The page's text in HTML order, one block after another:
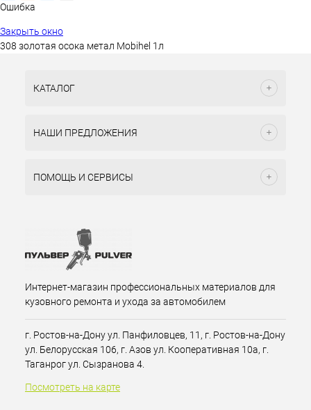
Ошибка
Закрыть окно
308 золотая осока метал Mobihel 1л
КАТАЛОГ
НАШИ ПРЕДЛОЖЕНИЯ
ПОМОЩЬ И СЕРВИСЫ
Интернет-магазин профессиональных материалов для
кузовного ремонта и ухода за автомобилем
г. Ростов-на-Дону ул. Панфиловцев, 11, г. Ростов-на-Дону
ул. Белорусская 106, г. Азов ул. Кооперативная 10а, г.
Таганрог ул. Сызранова 4.
Посмотреть на карте